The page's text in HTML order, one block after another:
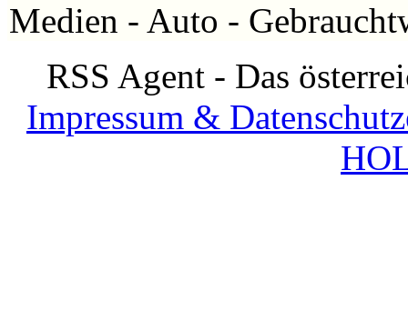
Medien - Auto -
RSS Agent - Das
Impressum &